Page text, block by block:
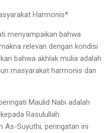
Harmonis*
menyampaikan bahwa
relevan dengan kondisi
bahwa akhlak mulia adalah
masyarakat harmonis dan
Maulid Nabi adalah
Rasulullah.
As-Suyuthi, peringatan ini